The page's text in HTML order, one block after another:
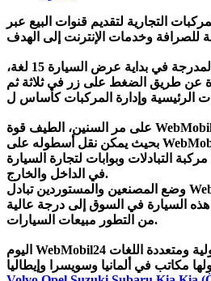
في عام 2000 للالمركبات التجارية لتقديم قنوات البيع عبر
مجموعة من الخدمات المدرجة في بداية عرض السيارة 15 لغة،
عن طريق الضغط على زر في ثلاثة ثم
بحيث يمكن نقل أسطوله على WebMobil24، في 30 لغة وأكثر من
في الداخل والخارج.
وضع المصنعين والمستوردين تبادل WebMobil24 السيارة كمنتج
هذه السيارة في السوق إلى درجة عالية
من التطور مبيعات السيارات.
اليوم WebMobil24 بمثابة الصرف 30 مركبة الدولية ومتعددة اللغات